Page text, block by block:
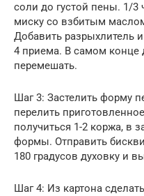
соли до густой пены. 1/3
миску со взбитым
Добавить разрыхлитель
4 приема. В самом конце
перемешать.
Шаг 3: Застелить форму
перелить
получиться 1-2 коржа, в
формы. Отправить
180 градусов духовку и
Шаг 4: Из картона